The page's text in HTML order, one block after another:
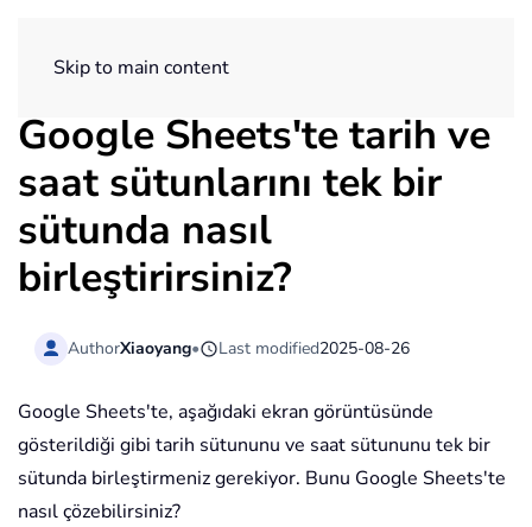
Skip to main content
Google Sheets'te tarih ve
saat sütunlarını tek bir
sütunda nasıl
birleştirirsiniz?
AuthorXiaoyang• Last modified2025-08-26
Google Sheets'te, aşağıdaki ekran görüntüsünde
gösterildiği gibi tarih sütununu ve saat sütununu tek bir
sütunda birleştirmeniz gerekiyor. Bunu Google Sheets'te
nasıl çözebilirsiniz?